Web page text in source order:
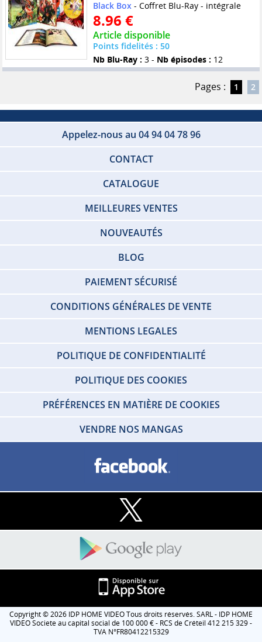
Black Box - Coffret Blu-Ray - intégrale
8.96 €
Article disponible
Points fidelités : 50
Nb Blu-Ray : 3 - Nb épisodes : 12
Pages : 1 2
Appelez-nous au 04 94 04 78 96
CONTACT
CATALOGUE
MEILLEURES VENTES
NOUVEAUTÉS
BLOG
PAIEMENT SÉCURISÉ
CONDITIONS GÉNÉRALES DE VENTE
MENTIONS LEGALES
POLITIQUE DE CONFIDENTIALITÉ
POLITIQUE DES COOKIES
PRÉFÉRENCES EN MATIÈRE DE COOKIES
VENDRE NOS MANGAS
Copyright © 2026 IDP HOME VIDEO Tous droits réservés. SARL - IDP HOME
VIDEO Societe au capital social de 100 000 € - RCS de Créteil 412 215 329 -
TVA N°FR80412215329